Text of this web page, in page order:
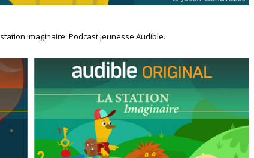
imaginaire. Podcast jeunesse Audible.